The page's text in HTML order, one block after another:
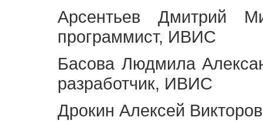
Арсентьев Дмитрий
программист, ИВИС
Басова Людмила
разработчик, ИВИС
Дрокин Алексей